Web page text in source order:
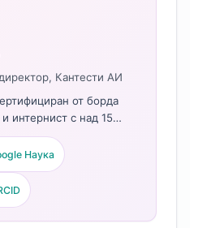
Кантести АИ
от борда
интернист с над 15
медицина,
здраве и
от ИИ. Като
в Kantesti AI, той
върху
на патентованата
Наука